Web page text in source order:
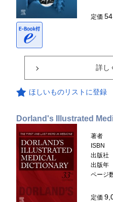
定価
詳し
ほしいものリストに登録
Dorland's Illustrated
著者
ISBN
出版社
出版年
ページ
定価